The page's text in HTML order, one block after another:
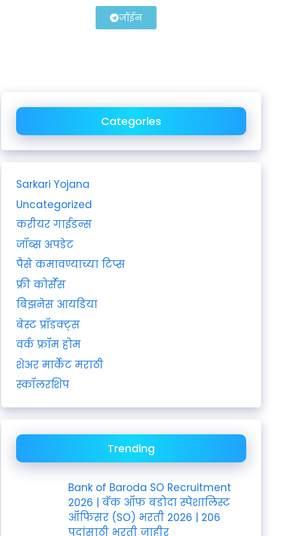
जॉईन
Categories
Sarkari Yojana
Uncategorized
करीयर गाईडन्स
जॉब्स अपडेट
पैसे कमावण्याच्या टिप्स
फ्री कोर्सेस
बिझनेस आयडिया
बेस्ट प्रॉडक्ट्स
वर्क फ्रॉम होम
शेअर मार्केट मराठी
स्कॉलरशिप
Trending
Bank of Baroda SO Recruitment
2026 | बँक ऑफ बडोदा स्पेशालिस्ट
ऑफिसर (SO) भरती 2026 | 206
पदांसाठी भरती जाहीर